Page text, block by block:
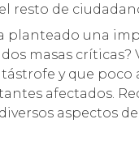
resto de
planteado una
masas
y que
afectados.
aspectos